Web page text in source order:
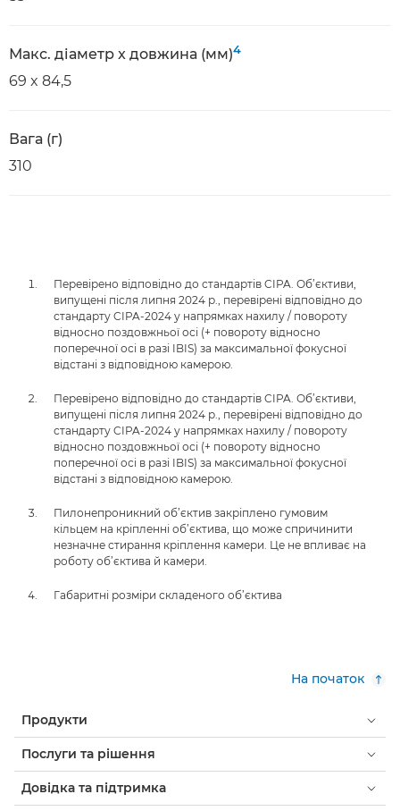
Макс. діаметр x довжина (мм)4
69 x 84,5
Вага (г)
310
Перевірено відповідно до стандартів CIPA. Об’єктиви,
випущені після липня 2024 р., перевірені відповідно до
стандарту CIPA-2024 у напрямках нахилу / повороту
відносно поздовжньої осі (+ повороту відносно
поперечної осі в разі IBIS) за максимальної фокусної
відстані з відповідною камерою.
Перевірено відповідно до стандартів CIPA. Об’єктиви,
випущені після липня 2024 р., перевірені відповідно до
стандарту CIPA-2024 у напрямках нахилу / повороту
відносно поздовжньої осі (+ повороту відносно
поперечної осі в разі IBIS) за максимальної фокусної
відстані з відповідною камерою.
Пилонепроникний об’єктив закріплено гумовим
кільцем на кріпленні об’єктива, що може спричинити
незначне стирання кріплення камери. Це не впливає на
роботу об’єктива й камери.
Габаритні розміри складеного об’єктива
На початок
Продукти
Послуги та рішення
Довідка та підтримка